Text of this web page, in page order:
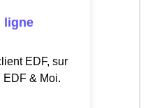
ligne
EDF, sur
EDF & Moi.